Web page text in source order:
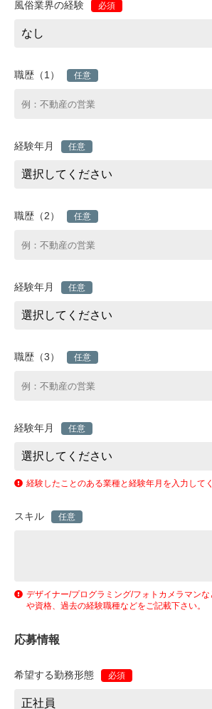
風俗業界の経験 必須
職歴（1） 任意
経験年月 任意
職歴（2） 任意
経験年月 任意
職歴（3） 任意
経験年月 任意
経験したことのある業種と経験年月を入力して
スキル 任意
デザイナー/プログラミング/フォトカメラマン
や資格、過去の経験職種などをご記載下さい。
応募情報
希望する勤務形態 必須